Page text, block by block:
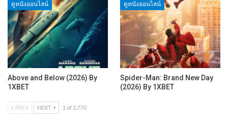
ดูหนังออนไลน์
Above and Below (2026) By
1XBET
ดูหนังออนไลน์
Spider-Man: Brand New Day
(2026) By 1XBET
PREV NEXT 1 of 2,770